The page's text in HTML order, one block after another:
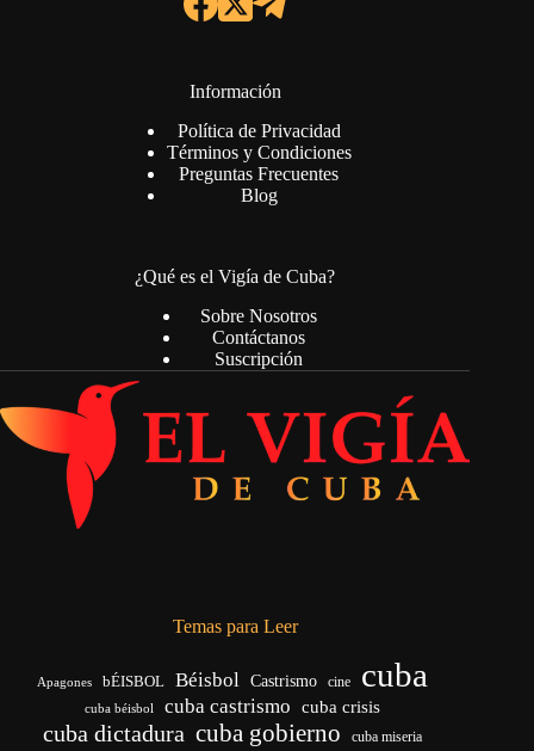
Información
Política de Privacidad
Términos y Condiciones
Preguntas Frecuentes
Blog
¿Qué es el Vigía de Cuba?
Sobre Nosotros
Contáctanos
Suscripción
Temas para Leer
Apagones bÉISBOL Béisbol Castrismo cine cuba
cuba béisbol cuba castrismo cuba crisis
cuba dictadura cuba gobierno cuba miseria